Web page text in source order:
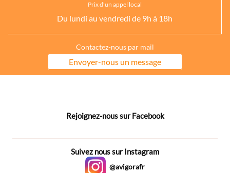
Prix d’un appel local
Du lundi au vendredi de 9h à 18h
Contactez-nous par mail
Envoyer-nous un message
Rejoignez-nous sur Facebook
Suivez nous sur Instagram
@avigorafr